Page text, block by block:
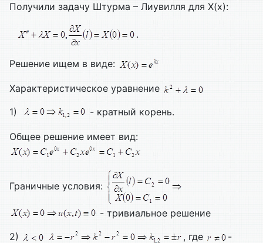
Получили задачу Штурма – Лиувилля для X(x):
.
Решение ищем в виде:
Характеристическое уравнение
1) - кратный корень.
Общее решение имеет вид:
Граничные условия:
- тривиальное решение
2) , где
-